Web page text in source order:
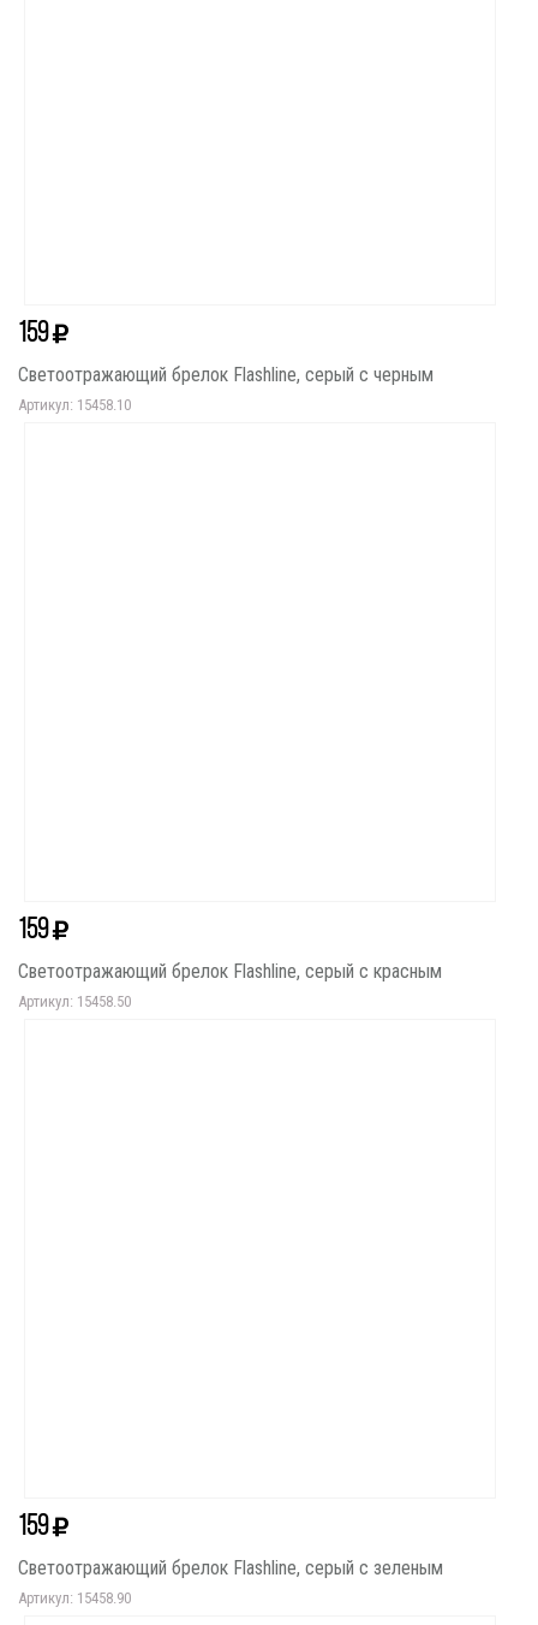
159
Светоотражающий брелок Flashline, серый с черным
Артикул: 15458.10
159
Светоотражающий брелок Flashline, серый с красным
Артикул: 15458.50
159
Светоотражающий брелок Flashline, серый с зеленым
Артикул: 15458.90